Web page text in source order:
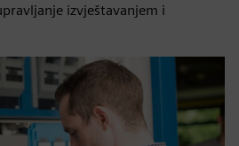
izvještavanjem i